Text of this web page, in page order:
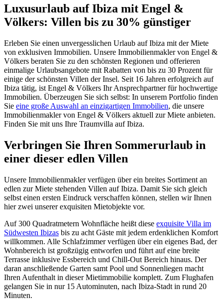
Luxusurlaub auf Ibiza mit Engel &
Völkers: Villen bis zu 30% günstiger
Erleben Sie einen unvergesslichen Urlaub auf Ibiza mit der Miete
von exklusiven Immobilien. Unsere Immobilienmakler von Engel &
Völkers beraten Sie zu den schönsten Regionen und offerieren
einmalige Urlaubsangebote mit Rabatten von bis zu 30 Prozent für
einige der schönsten Villen der Insel. Seit 16 Jahren erfolgreich auf
Ibiza tätig, ist Engel & Völkers Ihr Ansprechpartner für hochwertige
Immobilien. Überzeugen Sie sich selbst: In unserem Portfolio finden
Sie eine große Auswahl an einzigartigen Immobilien, die unsere
Immobilienmakler von Engel & Völkers aktuell zur Miete anbieten.
Finden Sie mit uns Ihre Traumvilla auf Ibiza.
Verbringen Sie Ihren Sommerurlaub in
einer dieser edlen Villen
Unsere Immobilienmakler verfügen über ein breites Sortiment an
edlen zur Miete stehenden Villen auf Ibiza. Damit Sie sich gleich
selbst einen ersten Eindruck verschaffen können, stellen wir Ihnen
hier zwei unserer exquisiten Mietobjekte vor.
Auf 300 Quadratmetern Wohnfläche heißt diese exquisite Villa im
Südwesten Ibizas bis zu acht Gäste mit jedem erdenklichen Komfort
willkommen. Alle Schlafzimmer verfügen über ein eigenes Bad, der
Wohnbereich ist großzügig entworfen und führt auf eine breite
Terrasse inklusive Essbereich und Chill-Out Bereich hinaus. Der
daran anschließende Garten samt Pool und Sonnenliegen macht
Ihren Aufenthalt in dieser Mietimmobilie komplett. Zum Flughafen
gelangen Sie in nur 15 Autominuten, nach Ibiza-Stadt in rund 20
Minuten.